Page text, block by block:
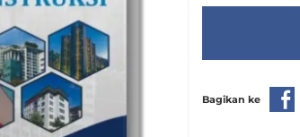
Bagikan ke